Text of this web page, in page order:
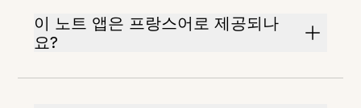
이 노트 앱은 프랑스어로 제공되나
요?